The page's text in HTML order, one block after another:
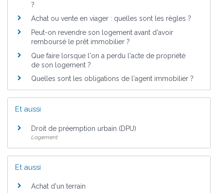
?
Achat ou vente en viager : quelles sont les règles ?
Peut-on revendre son logement avant d'avoir
remboursé le prêt immobilier ?
Que faire lorsque l'on a perdu l'acte de propriété
de son logement ?
Quelles sont les obligations de l'agent immobilier ?
Et aussi
Droit de préemption urbain (DPU)
Logement
Et aussi
Achat d'un terrain